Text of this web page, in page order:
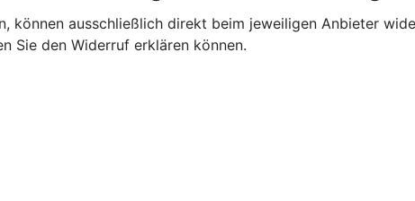
können ausschließlich direkt beim jeweiligen Anbieter
Sie den Widerruf erklären können.